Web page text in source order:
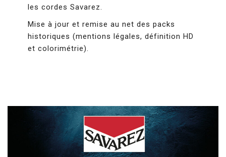
les cordes Savarez.
Mise à jour et remise au net des packs
historiques (mentions légales, définition HD
et colorimétrie).